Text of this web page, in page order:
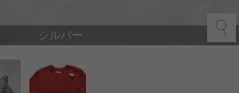
シルバー